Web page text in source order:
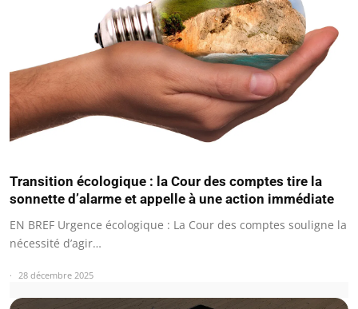
Transition écologique : la Cour des comptes tire la
sonnette d’alarme et appelle à une action immédiate
EN BREF Urgence écologique : La Cour des comptes souligne la
nécessité d’agir…
28 décembre 2025